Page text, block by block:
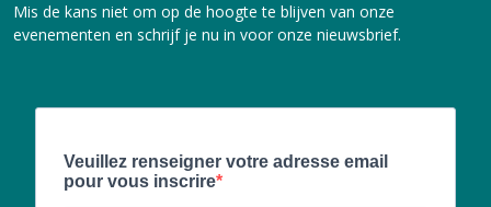
Mis de kans niet om op de hoogte te blijven van onze
evenementen en schrijf je nu in voor onze nieuwsbrief.